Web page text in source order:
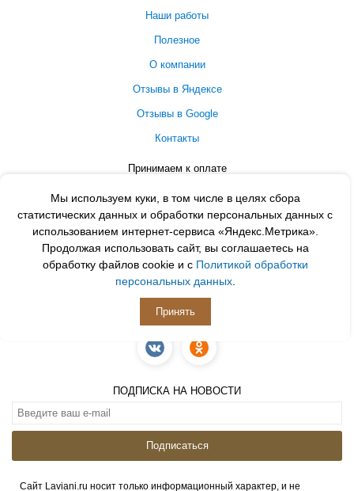
Мы используем куки, в том числе в целях сбора
статистических данных и обработки персональных данных с
использованием интернет-сервиса «Яндекс.Метрика».
Продолжая использовать сайт, вы соглашаетесь на
обработку файлов cookie и с Политикой обработки
персональных данных.
Принять
Наши работы
Полезное
О компании
Отзывы в Яндексе
Отзывы в Google
Контакты
Принимаем к оплате
ПОДПИСЫВАЙСЯ
ПОДПИСКА НА НОВОСТИ
Подписаться
Сайт Laviani.ru носит только информационный характер, и не